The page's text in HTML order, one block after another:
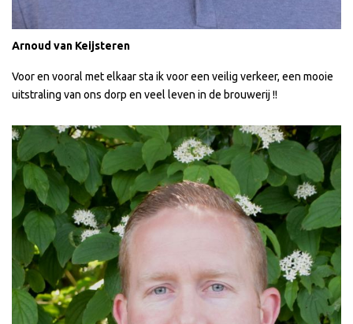
Arnoud van Keijsteren
Voor en vooral met elkaar sta ik voor een veilig verkeer, een mooie
uitstraling van ons dorp en veel leven in de brouwerij !!